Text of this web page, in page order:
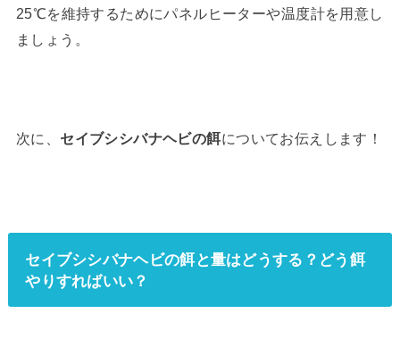
25℃を維持するためにパネルヒーターや温度計を用意し
ましょう。
次に、 セイブシシバナヘビの餌についてお伝えします！
セイブシシバナヘビの餌と量はどうする？どう餌
やりすればいい？